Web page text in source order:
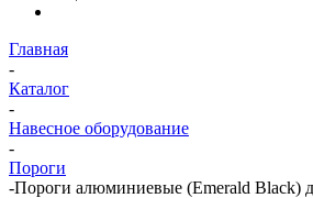
Главная
-
Каталог
-
Навесное оборудование
-
Пороги
-Пороги алюминиевые (Emerald Black)